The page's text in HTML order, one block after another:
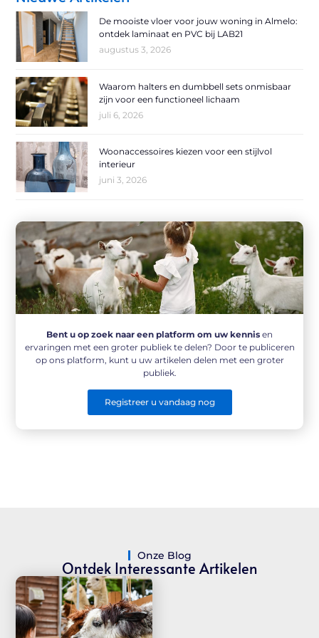
De mooiste vloer voor jouw woning in Almelo:
ontdek laminaat en PVC bij LAB21
augustus 3, 2026
Waarom halters en dumbbell sets onmisbaar
zijn voor een functioneel lichaam
juli 6, 2026
Woonaccessoires kiezen voor een stijlvol
interieur
juni 3, 2026
Bent u op zoek naar een platform om uw kennis en
ervaringen met een groter publiek te delen? Door te publiceren
op ons platform, kunt u uw artikelen delen met een groter
publiek.
Registreer u vandaag nog
Onze Blog
Ontdek Interessante Artikelen